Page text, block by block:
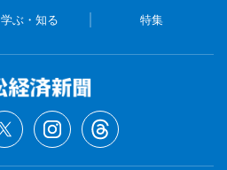
学ぶ・知る 特集